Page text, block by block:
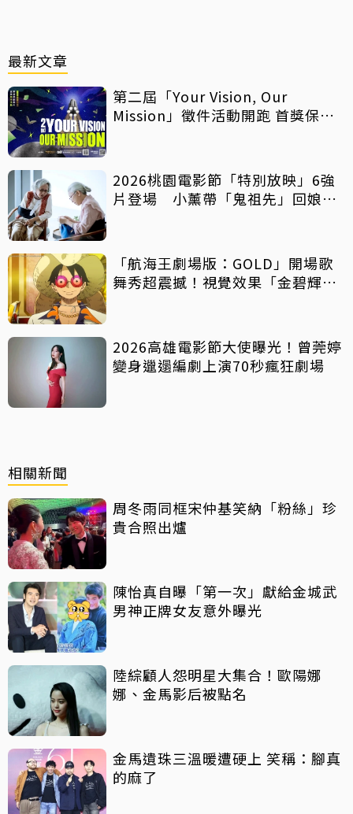
最新文章
第二屆「Your Vision, Our
Mission」徵件活動開跑 首獎保證
2026桃園電影節「特別放映」6強
片登場 小薰帶「鬼祖先」回娘
「航海王劇場版：GOLD」開場歌
舞秀超震撼！視覺效果「金碧輝
2026高雄電影節大使曝光！曾莞婷
變身邋遢編劇上演70秒瘋狂劇場
相關新聞
周冬雨同框宋仲基笑納「粉絲」珍
貴合照出爐
陳怡真自曝「第一次」獻給金城武
男神正牌女友意外曝光
陸綜顧人怨明星大集合！歐陽娜
娜、金馬影后被點名
金馬遺珠三溫暖遭硬上 笑稱：腳真
的麻了